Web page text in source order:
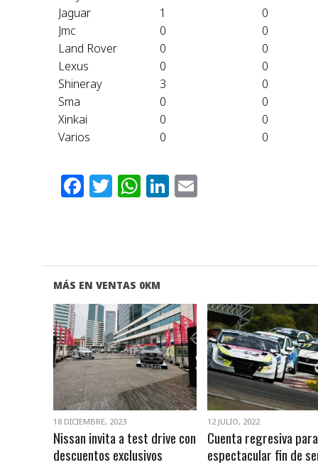
Jaguar
1
0
Jmc
0
0
Land Rover
0
0
Lexus
0
0
Shineray
3
0
Sma
0
0
Xinkai
0
0
Varios
0 0
Facebook
Twitter
WhatsApp
LinkedIn
MÁS EN VENTAS 0KM
VER NOTA
18 DICIEMBRE, 2023
Nissan invita a test drive con
descuentos exclusivos
VER NOTA
12 JULIO, 2022
Cuenta regresiva
espectacular fin de